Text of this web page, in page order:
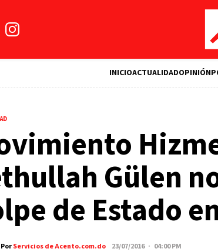
INICIOACTUALIDADOPINIÓN
Gülen
de Estado
PorServicios de Acento.com.do 23/07/2016 · 04:00 PM